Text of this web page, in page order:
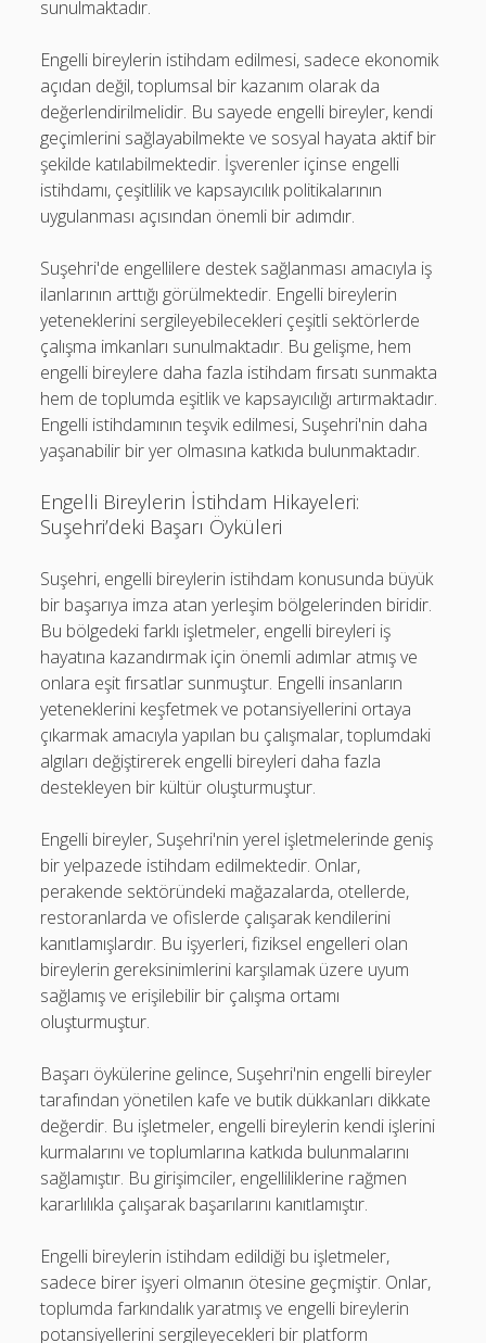
sunulmaktadır.
Engelli bireylerin istihdam edilmesi, sadece ekonomik
açıdan değil, toplumsal bir kazanım olarak da
değerlendirilmelidir. Bu sayede engelli bireyler, kendi
geçimlerini sağlayabilmekte ve sosyal hayata aktif bir
şekilde katılabilmektedir. İşverenler içinse engelli
istihdamı, çeşitlilik ve kapsayıcılık politikalarının
uygulanması açısından önemli bir adımdır.
Suşehri'de engellilere destek sağlanması amacıyla iş
ilanlarının arttığı görülmektedir. Engelli bireylerin
yeteneklerini sergileyebilecekleri çeşitli sektörlerde
çalışma imkanları sunulmaktadır. Bu gelişme, hem
engelli bireylere daha fazla istihdam fırsatı sunmakta
hem de toplumda eşitlik ve kapsayıcılığı artırmaktadır.
Engelli istihdamının teşvik edilmesi, Suşehri'nin daha
yaşanabilir bir yer olmasına katkıda bulunmaktadır.
Engelli Bireylerin İstihdam Hikayeleri:
Suşehri’deki Başarı Öyküleri
Suşehri, engelli bireylerin istihdam konusunda büyük
bir başarıya imza atan yerleşim bölgelerinden biridir.
Bu bölgedeki farklı işletmeler, engelli bireyleri iş
hayatına kazandırmak için önemli adımlar atmış ve
onlara eşit fırsatlar sunmuştur. Engelli insanların
yeteneklerini keşfetmek ve potansiyellerini ortaya
çıkarmak amacıyla yapılan bu çalışmalar, toplumdaki
algıları değiştirerek engelli bireyleri daha fazla
destekleyen bir kültür oluşturmuştur.
Engelli bireyler, Suşehri'nin yerel işletmelerinde geniş
bir yelpazede istihdam edilmektedir. Onlar,
perakende sektöründeki mağazalarda, otellerde,
restoranlarda ve ofislerde çalışarak kendilerini
kanıtlamışlardır. Bu işyerleri, fiziksel engelleri olan
bireylerin gereksinimlerini karşılamak üzere uyum
sağlamış ve erişilebilir bir çalışma ortamı
oluşturmuştur.
Başarı öykülerine gelince, Suşehri'nin engelli bireyler
tarafından yönetilen kafe ve butik dükkanları dikkate
değerdir. Bu işletmeler, engelli bireylerin kendi işlerini
kurmalarını ve toplumlarına katkıda bulunmalarını
sağlamıştır. Bu girişimciler, engelliliklerine rağmen
kararlılıkla çalışarak başarılarını kanıtlamıştır.
Engelli bireylerin istihdam edildiği bu işletmeler,
sadece birer işyeri olmanın ötesine geçmiştir. Onlar,
toplumda farkındalık yaratmış ve engelli bireylerin
potansiyellerini sergileyecekleri bir platform